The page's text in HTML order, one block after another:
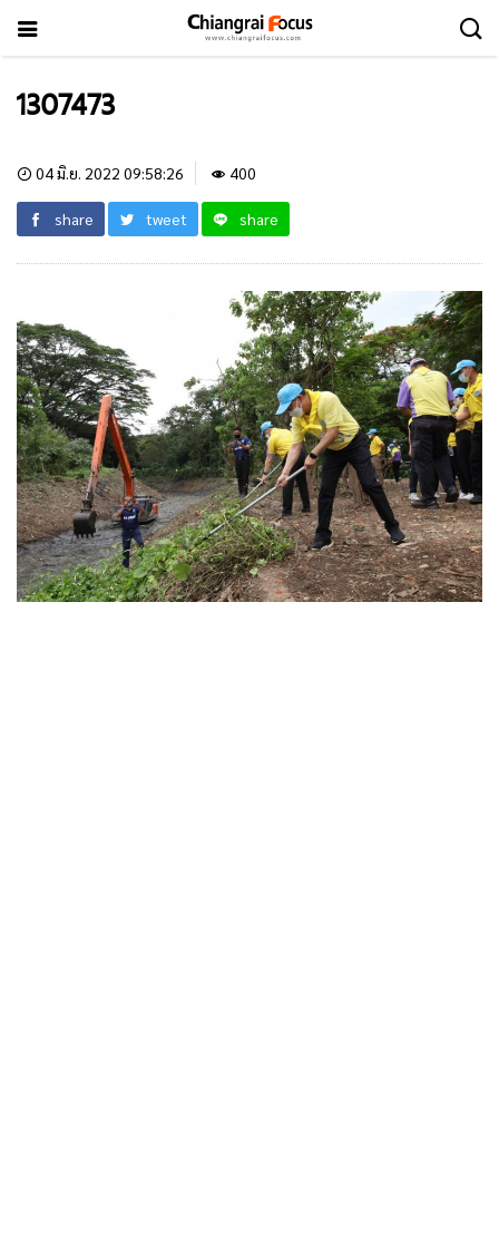
1307473
04 มิ.ย. 2022 09:58:26 400
share tweet share